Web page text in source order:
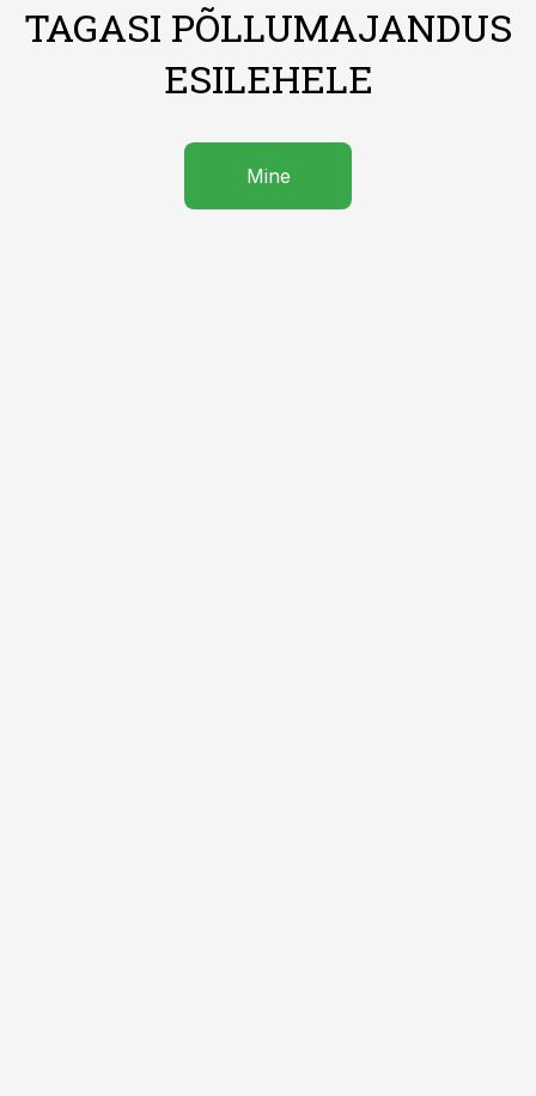
TAGASI PÕLLUMAJANDUS
ESILEHELE
Mine